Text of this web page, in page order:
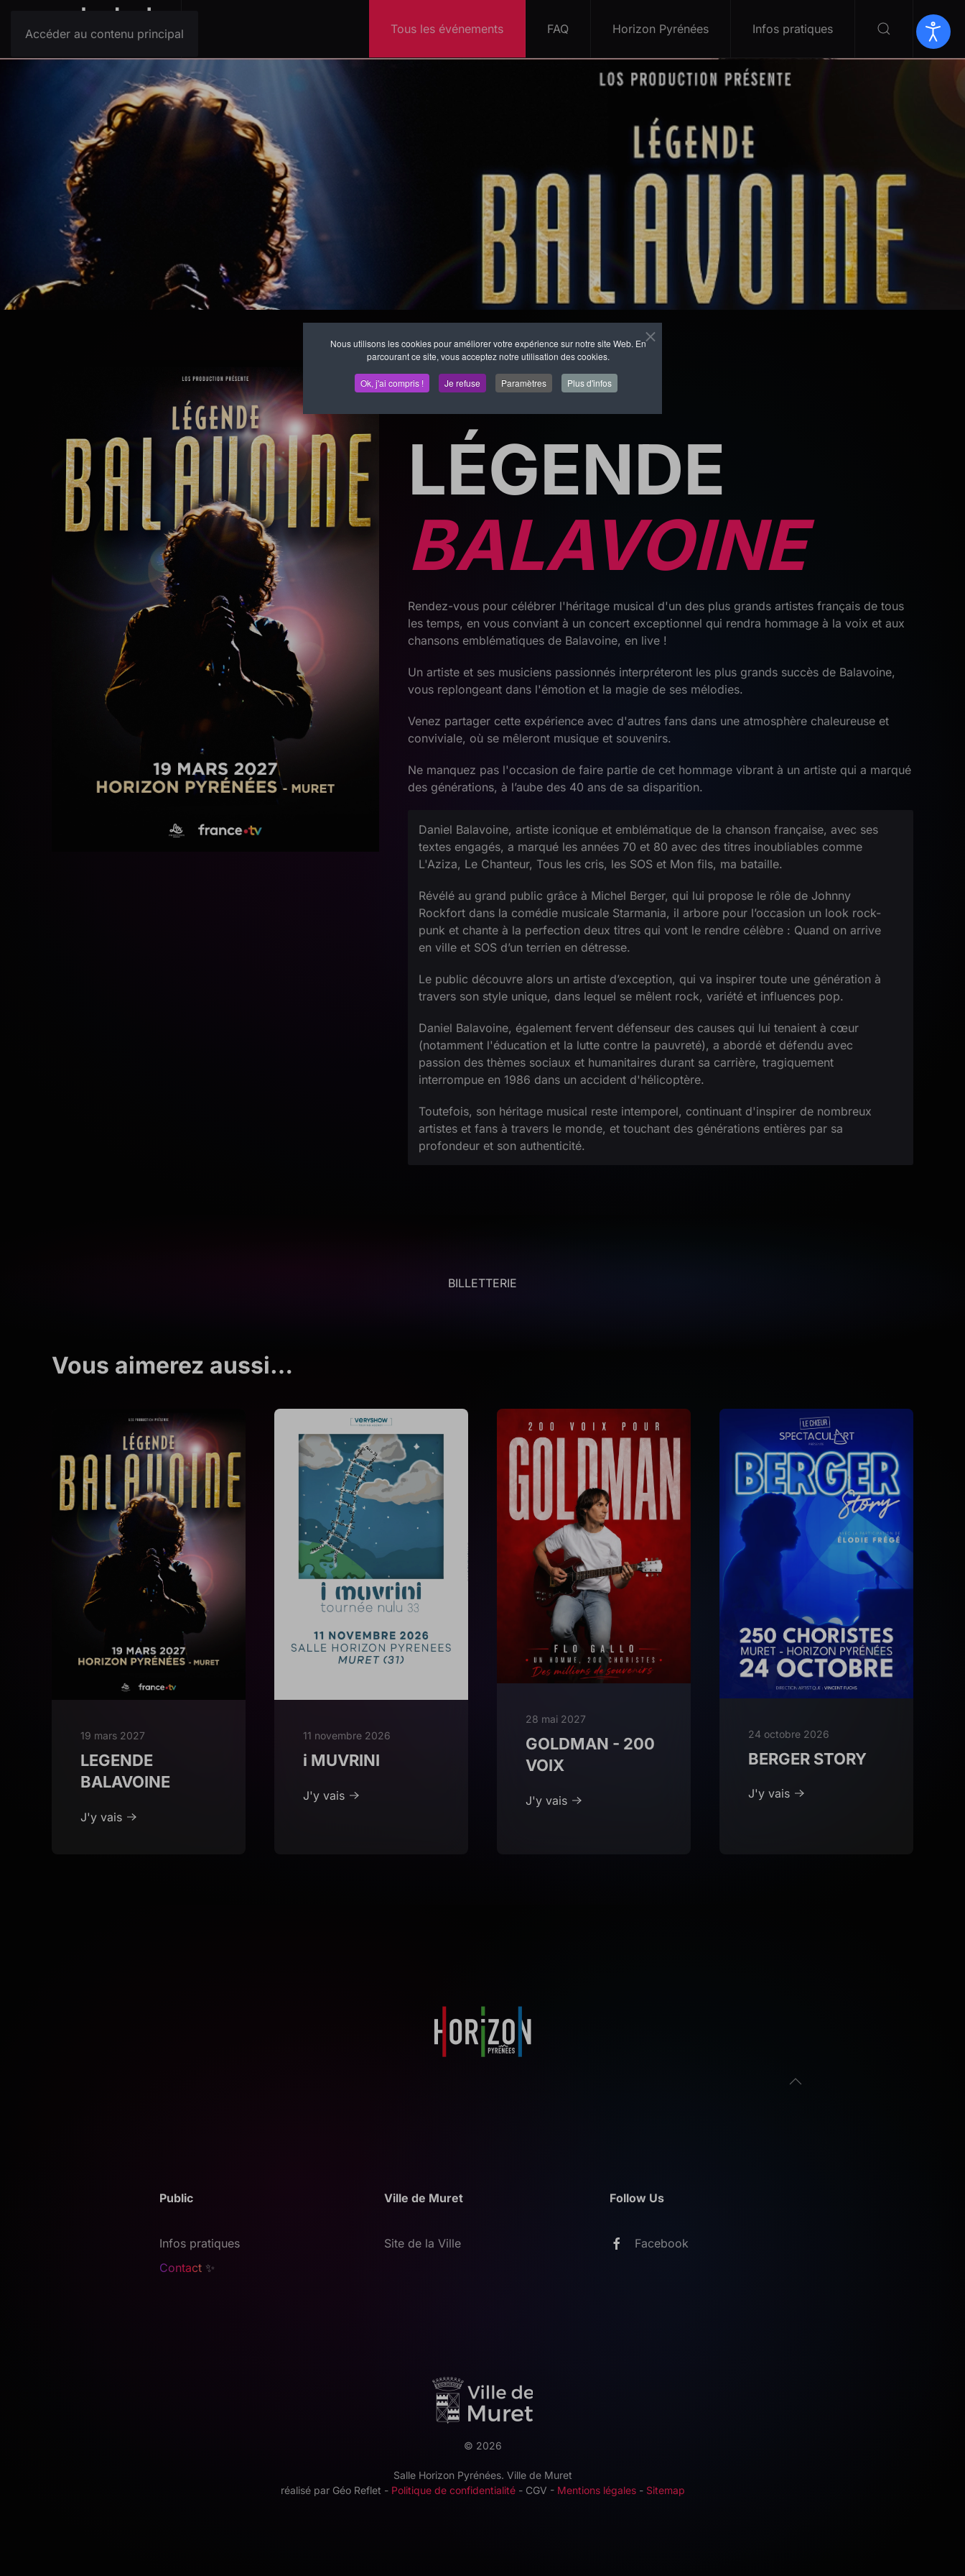
Nous utilisons les cookies pour améliorer votre expérience sur notre site Web. En
parcourant ce site, vous acceptez notre utilisation des cookies.
Ok, j'ai compris ! Je refuse Paramètres Plus d'infos
Accéder au contenu principal Tous les événements FAQ Horizon Pyrénées Infos pratiques
Concert
LÉGENDE
BALAVOINE
Rendez-vous pour célébrer l'héritage musical d'un des plus grands artistes français de tous
les temps, en vous conviant à un concert exceptionnel qui rendra hommage à la voix et aux
chansons emblématiques de Balavoine, en live !
Un artiste et ses musiciens passionnés interpréteront les plus grands succès de Balavoine,
vous replongeant dans l'émotion et la magie de ses mélodies.
Venez partager cette expérience avec d'autres fans dans une atmosphère chaleureuse et
conviviale, où se mêleront musique et souvenirs.
Ne manquez pas l'occasion de faire partie de cet hommage vibrant à un artiste qui a marqué
des générations, à l’aube des 40 ans de sa disparition.
Daniel Balavoine, artiste iconique et emblématique de la chanson française, avec ses
textes engagés, a marqué les années 70 et 80 avec des titres inoubliables comme
L'Aziza, Le Chanteur, Tous les cris, les SOS et Mon fils, ma bataille.
Révélé au grand public grâce à Michel Berger, qui lui propose le rôle de Johnny
Rockfort dans la comédie musicale Starmania, il arbore pour l’occasion un look rock-
punk et chante à la perfection deux titres qui vont le rendre célèbre : Quand on arrive
en ville et SOS d’un terrien en détresse.
Le public découvre alors un artiste d’exception, qui va inspirer toute une génération à
travers son style unique, dans lequel se mêlent rock, variété et influences pop.
Daniel Balavoine, également fervent défenseur des causes qui lui tenaient à cœur
(notamment l'éducation et la lutte contre la pauvreté), a abordé et défendu avec
passion des thèmes sociaux et humanitaires durant sa carrière, tragiquement
interrompue en 1986 dans un accident d'hélicoptère.
Toutefois, son héritage musical reste intemporel, continuant d'inspirer de nombreux
artistes et fans à travers le monde, et touchant des générations entières par sa
profondeur et son authenticité.
BILLETTERIE
Vous aimerez aussi…
19 mars 2027
LEGENDE
BALAVOINE
J'y vais
11 novembre 2026
i MUVRINI
J'y vais
28 mai 2027
GOLDMAN - 200
VOIX
J'y vais
24 octobre 2026
BERGER STORY
J'y vais
Public
Infos pratiques
Contact ✨
Ville de Muret
Site de la Ville
Follow Us
Facebook
© 2026
Salle Horizon Pyrénées. Ville de Muret
réalisé par Géo Reflet - Politique de confidentialité- CGV - Mentions légales- Sitemap